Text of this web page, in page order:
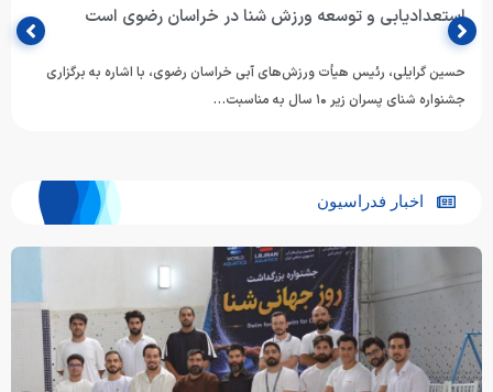
استعدادیابی و توسعه ورزش شنا در خراسان رضوی است
حسین گرایلی، رئیس هیأت ورزش‌های آبی خراسان رضوی، با اشاره به برگزاری
جشنواره شنای پسران زیر ۱۰ سال به مناسبت…
اخبار فدراسیون